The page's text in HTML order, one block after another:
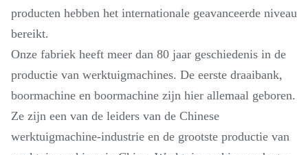
producten hebben het internationale geavanceerde niveau
bereikt.
Onze fabriek heeft meer dan 80 jaar geschiedenis in de
productie van werktuigmachines. De eerste draaibank,
boormachine en boormachine zijn hier allemaal geboren.
Ze zijn een van de leiders van de Chinese
werktuigmachine-industrie en de grootste productie van